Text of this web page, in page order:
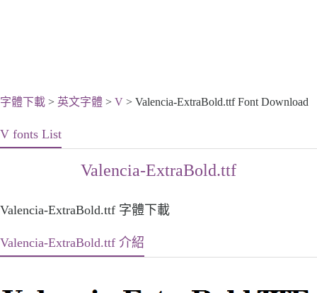
字體下載 > 英文字體 > V > Valencia-ExtraBold.ttf Font Download
V fonts List
Valencia-ExtraBold.ttf
Valencia-ExtraBold.ttf 字體下載
Valencia-ExtraBold.ttf 介紹